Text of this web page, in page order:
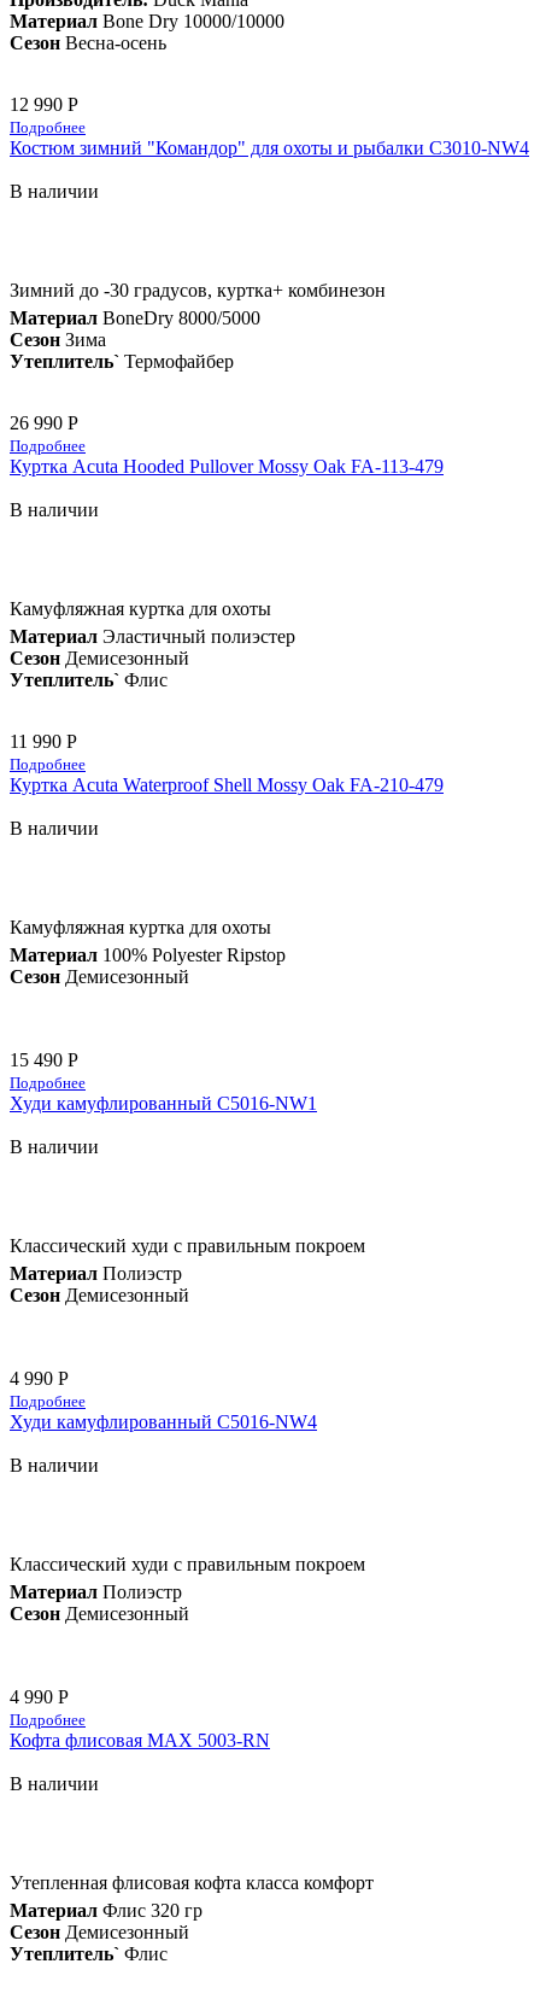
Материал Bone Dry 10000/10000
Сезон Весна-осень
12 990 Р
Подробнее
Костюм зимний "Командор" для охоты и рыбалки С3010-NW4
В наличии
Зимний до -30 градусов, куртка+ комбинезон
Материал BoneDry 8000/5000
Сезон Зима
Утеплитель` Термофайбер
26 990 Р
Подробнее
Куртка Acuta Hooded Pullover Mossy Oak FA-113-479
В наличии
Камуфляжная куртка для охоты
Материал Эластичный полиэстер
Сезон Демисезонный
Утеплитель` Флис
11 990 Р
Подробнее
Куртка Acuta Waterproof Shell Mossy Oak FA-210-479
В наличии
Камуфляжная куртка для охоты
Материал 100% Polyester Ripstop
Сезон Демисезонный
15 490 Р
Подробнее
Худи камуфлированный C5016-NW1
В наличии
Классический худи с правильным покроем
Материал Полиэстр
Сезон Демисезонный
4 990 Р
Подробнее
Худи камуфлированный C5016-NW4
В наличии
Классический худи с правильным покроем
Материал Полиэстр
Сезон Демисезонный
4 990 Р
Подробнее
Кофта флисовая MAX 5003-RN
В наличии
Утепленная флисовая кофта класса комфорт
Материал Флис 320 гр
Сезон Демисезонный
Утеплитель` Флис